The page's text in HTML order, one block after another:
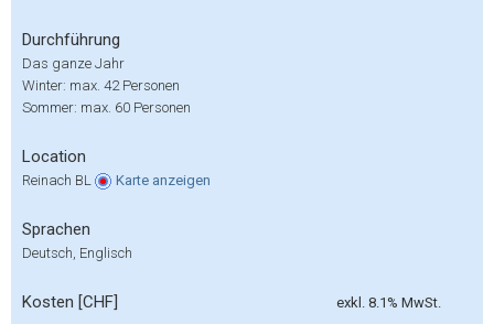
Durchführung
Das ganze Jahr
Winter: max. 42 Personen
Sommer: max. 60 Personen
Location
Reinach BL Karte anzeigen
Sprachen
Deutsch, Englisch
Kosten [CHF]
exkl. 8.1% MwSt.